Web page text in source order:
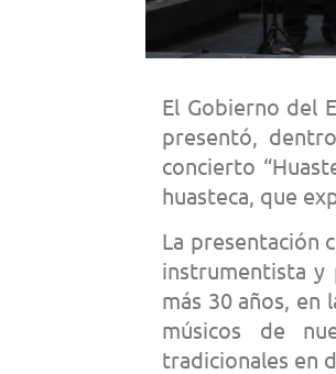
El Gobierno del
presentó,
concierto
huasteca, que
La presentación
instrumentista y
más 30 años, en
músicos de
tradicionales en